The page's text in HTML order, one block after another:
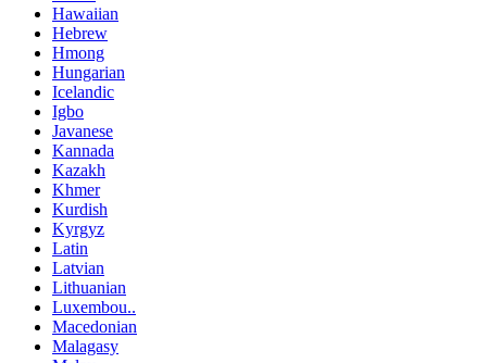
Hawaiian
Hebrew
Hmong
Hungarian
Icelandic
Igbo
Javanese
Kannada
Kazakh
Khmer
Kurdish
Kyrgyz
Latin
Latvian
Lithuanian
Luxembou..
Macedonian
Malagasy